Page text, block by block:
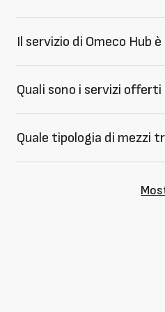
Il servizio di Omeco Hub
Quali sono i servizi offerti
Quale tipologia di mezzi